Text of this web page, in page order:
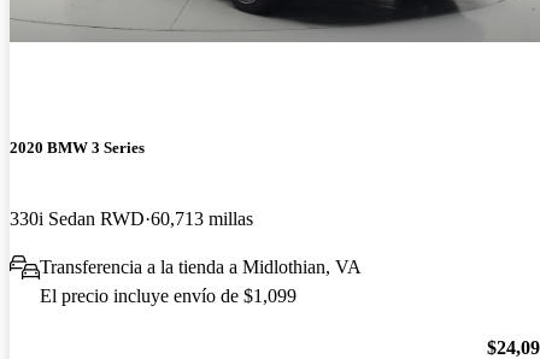
2020 BMW 3 Series
330i Sedan RWD 60,713 millas
Transferencia a la tienda a Midlothian, VA
El precio incluye envío de $1,099